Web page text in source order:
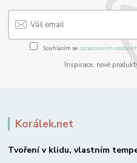
Souhlasím se zpracováním
Inspirace, nové
Korálek.net
Tvoření v klidu, vlastním